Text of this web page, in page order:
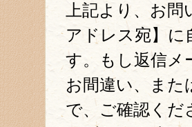
上記より、お
アドレス宛】に
す。もし返信メ
お間違い、また
で、ご確認くだ